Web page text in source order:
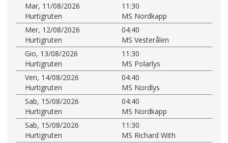
Mar, 11/08/2026
11:30
Hurtigruten
MS Nordkapp
Mer, 12/08/2026
04:40
Hurtigruten
MS Vesterålen
Gio, 13/08/2026
11:30
Hurtigruten
MS Polarlys
Ven, 14/08/2026
04:40
Hurtigruten
MS Nordlys
Sab, 15/08/2026
04:40
Hurtigruten
MS Nordkapp
Sab, 15/08/2026
11:30
Hurtigruten
MS Richard With